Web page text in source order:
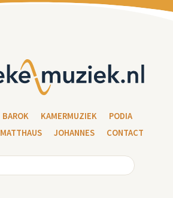
BAROK KAMERMUZIEK
PODIA
MATTHAUS JOHANNES CONTACT